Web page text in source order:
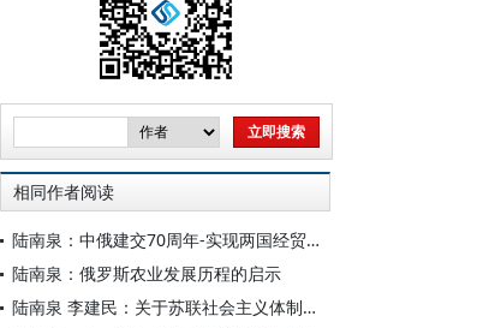
相同作者阅读
陆南泉：中俄建交70周年-实现两国经贸合作大发展应思考的几个问题
陆南泉：俄罗斯农业发展历程的启示
陆南泉 李建民：关于苏联社会主义体制模式与苏联剧变原因问题的看法